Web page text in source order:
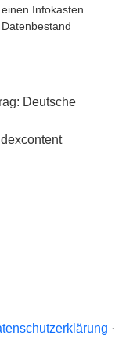
Infokasten.
Deutsche
·